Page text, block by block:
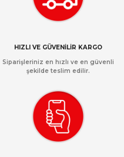
HIZLI VE GÜVENİLİR KARGO
Siparişleriniz en hızlı ve en güvenli
şekilde teslim edilir.